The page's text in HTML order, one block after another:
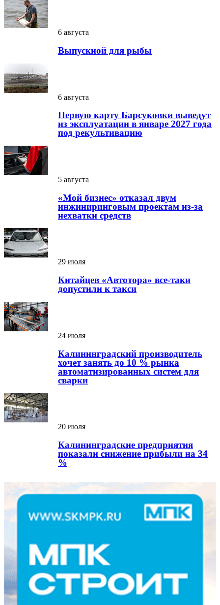
6 августа
Выпускной для рыбы
6 августа
Первую карту Барсуковки выведут
из эксплуатации в январе 2027 года
под рекультивацию
5 августа
«Мой бизнес» отказал двум
инжиниринговым проектам из-за
нехватки средств
29 июля
Китайцев «Автотора» все-таки
допустили к такси
24 июля
Калининградский производитель
хочет занять до 10 % рынка
автоматизированных систем для
сварки
20 июля
Калининградские предприятия
показали снижение прибыли на 34
%